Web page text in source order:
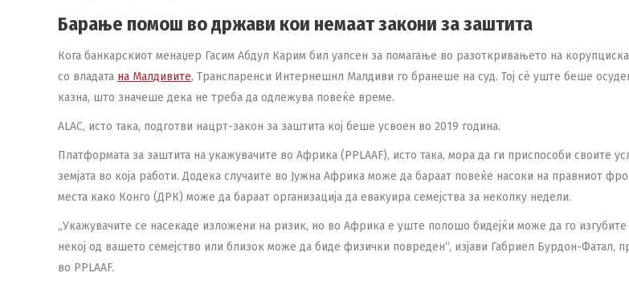
Барање помош во држави кои немаат закони за заштита
Кога банкарскиот менаџер Гасим Абдул Карим бил уапсен за помагање во разоткривањето на
со владата на Малдивите, Транспаренси Интернешнл Малдиви го бранеше на суд. Тој сè уште беше
казна, што значеше дека не треба да одлежува повеќе време.
ALAC, исто така, подготви нацрт-закон за заштита кој беше усвоен во 2019 година.
Платформата за заштита на укажувачите во Африка (PPLAAF), исто така, мора да ги приспособи своите
земјата во која работи. Додека случаите во Јужна Африка може да бараат повеќе насоки на правниот
места како Конго (ДРК) може да бараат организација да евакуира семејства за неколку недели.
„Укажувачите се насекаде изложени на ризик, но во Африка е уште полошо бидејќи може да го
некој од вашето семејство или близок може да биде физички повреден“, изјави Габриел Бурдон-Фатал,
во PPLAAF.